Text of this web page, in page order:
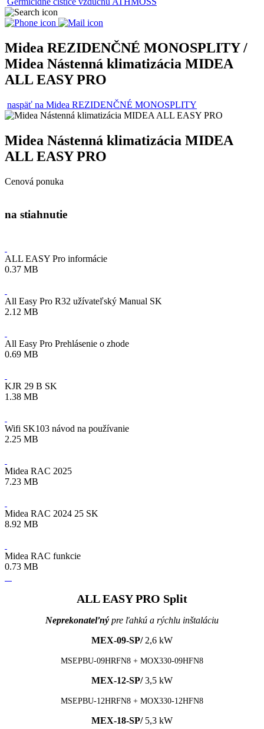
Midea REZIDENČNÉ MONOSPLITY /
Midea Nástenná klimatizácia MIDEA
ALL EASY PRO
naspäť na Midea REZIDENČNÉ MONOSPLITY
Midea Nástenná klimatizácia MIDEA
ALL EASY PRO
Cenová ponuka
na stiahnutie
ALL EASY Pro informácie
0.37 MB
All Easy Pro R32 užívateľský Manual SK
2.12 MB
All Easy Pro Prehlásenie o zhode
0.69 MB
KJR 29 B SK
1.38 MB
Wifi SK103 návod na používanie
2.25 MB
Midea RAC 2025
7.23 MB
Midea RAC 2024 25 SK
8.92 MB
Midea RAC funkcie
0.73 MB
ALL EASY PRO Split
Neprekonateľný pre ľahkú a rýchlu inštaláciu
MEX-09-SP/ 2,6 kW
MSEPBU-09HRFN8 + MOX330-09HFN8
MEX-12-SP/3,5 kW
MSEPBU-12HRFN8 + MOX330-12HFN8
MEX-18-SP/ 5,3 kW